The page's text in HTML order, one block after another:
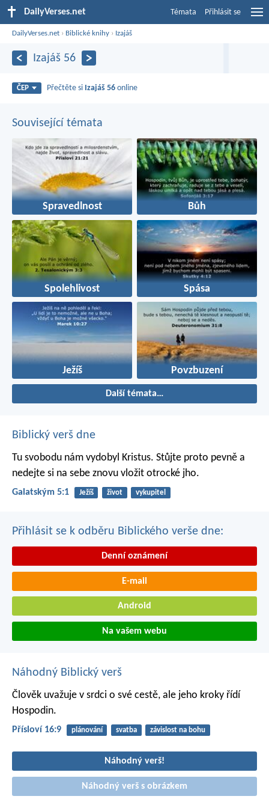
DailyVerses.net Témata Přihlásit se
DailyVerses.net › Biblické knihy › Izajáš
Izajáš 56
ČEP Přečtěte si Izajáš 56 online
Související témata
Spravedlnost Bůh
Spolehlivost Spása
Ježíš Povzbuzení
Další témata…
Biblický verš dne
Tu svobodu nám vydobyl Kristus. Stůjte proto pevně a
nedejte si na sebe znovu vložit otrocké jho.
Galatským 5:1 Ježíš život vykupitel
Přihlásit se k odběru Biblického verše dne:
Denní oznámení
E-mail
Android
Na vašem webu
Náhodný Biblický verš
Člověk uvažuje v srdci o své cestě, ale jeho kroky řídí
Hospodin.
Přísloví 16:9 plánování svatba závislost na bohu
Náhodný verš!
Náhodný verš s obrázkem